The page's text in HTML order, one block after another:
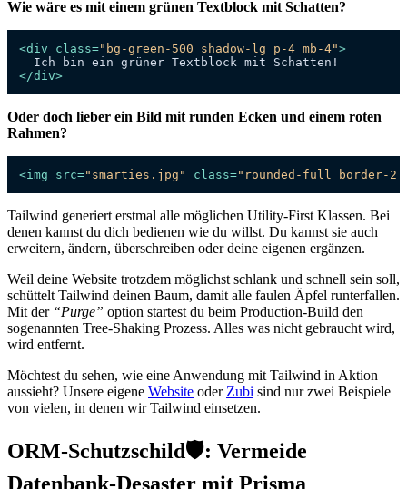
Wie wäre es mit einem grünen Textblock mit Schatten?
<div class="bg-green-500 shadow-lg p-4 mb-4">
</div>
Oder doch lieber ein Bild mit runden Ecken und einem roten
Rahmen?
<img src="smarties.jpg" class="rounded-full border-2
Tailwind generiert erstmal alle möglichen Utility-First Klassen. Bei
denen kannst du dich bedienen wie du willst. Du kannst sie auch
erweitern, ändern, überschreiben oder deine eigenen ergänzen.
Weil deine Website trotzdem möglichst schlank und schnell sein soll,
schüttelt Tailwind deinen Baum, damit alle faulen Äpfel runterfallen.
Mit der “Purge” option startest du beim Production-Build den
sogenannten Tree-Shaking Prozess. Alles was nicht gebraucht wird,
wird entfernt.
Möchtest du sehen, wie eine Anwendung mit Tailwind in Aktion
aussieht? Unsere eigene Website oder Zubi sind nur zwei Beispiele
von vielen, in denen wir Tailwind einsetzen.
ORM-Schutzschild🛡: Vermeide
Datenbank-Desaster mit Prisma